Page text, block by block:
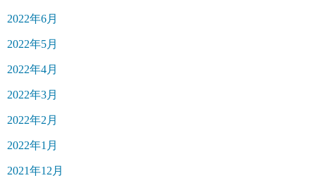
2022年6月
2022年5月
2022年4月
2022年3月
2022年2月
2022年1月
2021年12月